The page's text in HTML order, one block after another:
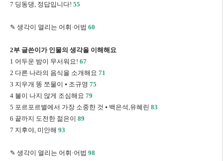
7 딩동댕, 정답입니다! 55
✎ 생각이 열리는 어휘 ·어법 60
2부 글쓴이가 인물의 생각을 이해해요
1 어두운 밤이 무서워요! 67
2 다른 나라의 음식을 소개해요 71
3 지우개 똥 쪼물이 ⦁ 조규영 75
4 불이 나지 않게 조심해요 79
5 포르포르별에서 가장 소중한 것 ⦁ 백은석,유혜린 83
6 끝까지 도전한 젊은이 89
7 지후야, 미안해 93
✎ 생각이 열리는 어휘 ·어법 98